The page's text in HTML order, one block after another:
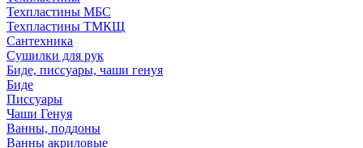
Техпластины МБС
Техпластины ТМКЩ
Сантехника
Сушилки для рук
Биде, писсуары, чаши генуя
Биде
Писсуары
Чаши Генуя
Ванны, поддоны
Ванны акриловые